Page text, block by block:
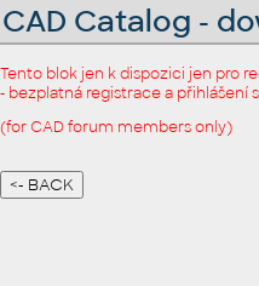
CAD Catalog -
Tento blok jen k dispozici jen pro
- bezplatná registrace a přihlášení
(for CAD forum members only)